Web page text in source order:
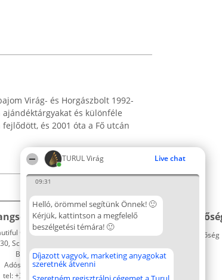
TURUL Virág Live chat
09:31
Helló, örömmel segítünk Önnek! 🙂
Kérjük, kattintson a megfelelő
beszélgetési témára! 🙂
Díjazott vagyok, marketing anyagokat
szeretnék átvenni
Virág- és Horgászbolt 1992-
és különféle
és 2001 óta a Fő utcán
Company S.R.L.
Sc. A, Et. 4, Ap. 13
Bukarest 53-238
Adószám 36737675
tel: +363 033 425 71
Népszavazás
Nyertesek
díjazottak
Szabályok
Elérhetőség